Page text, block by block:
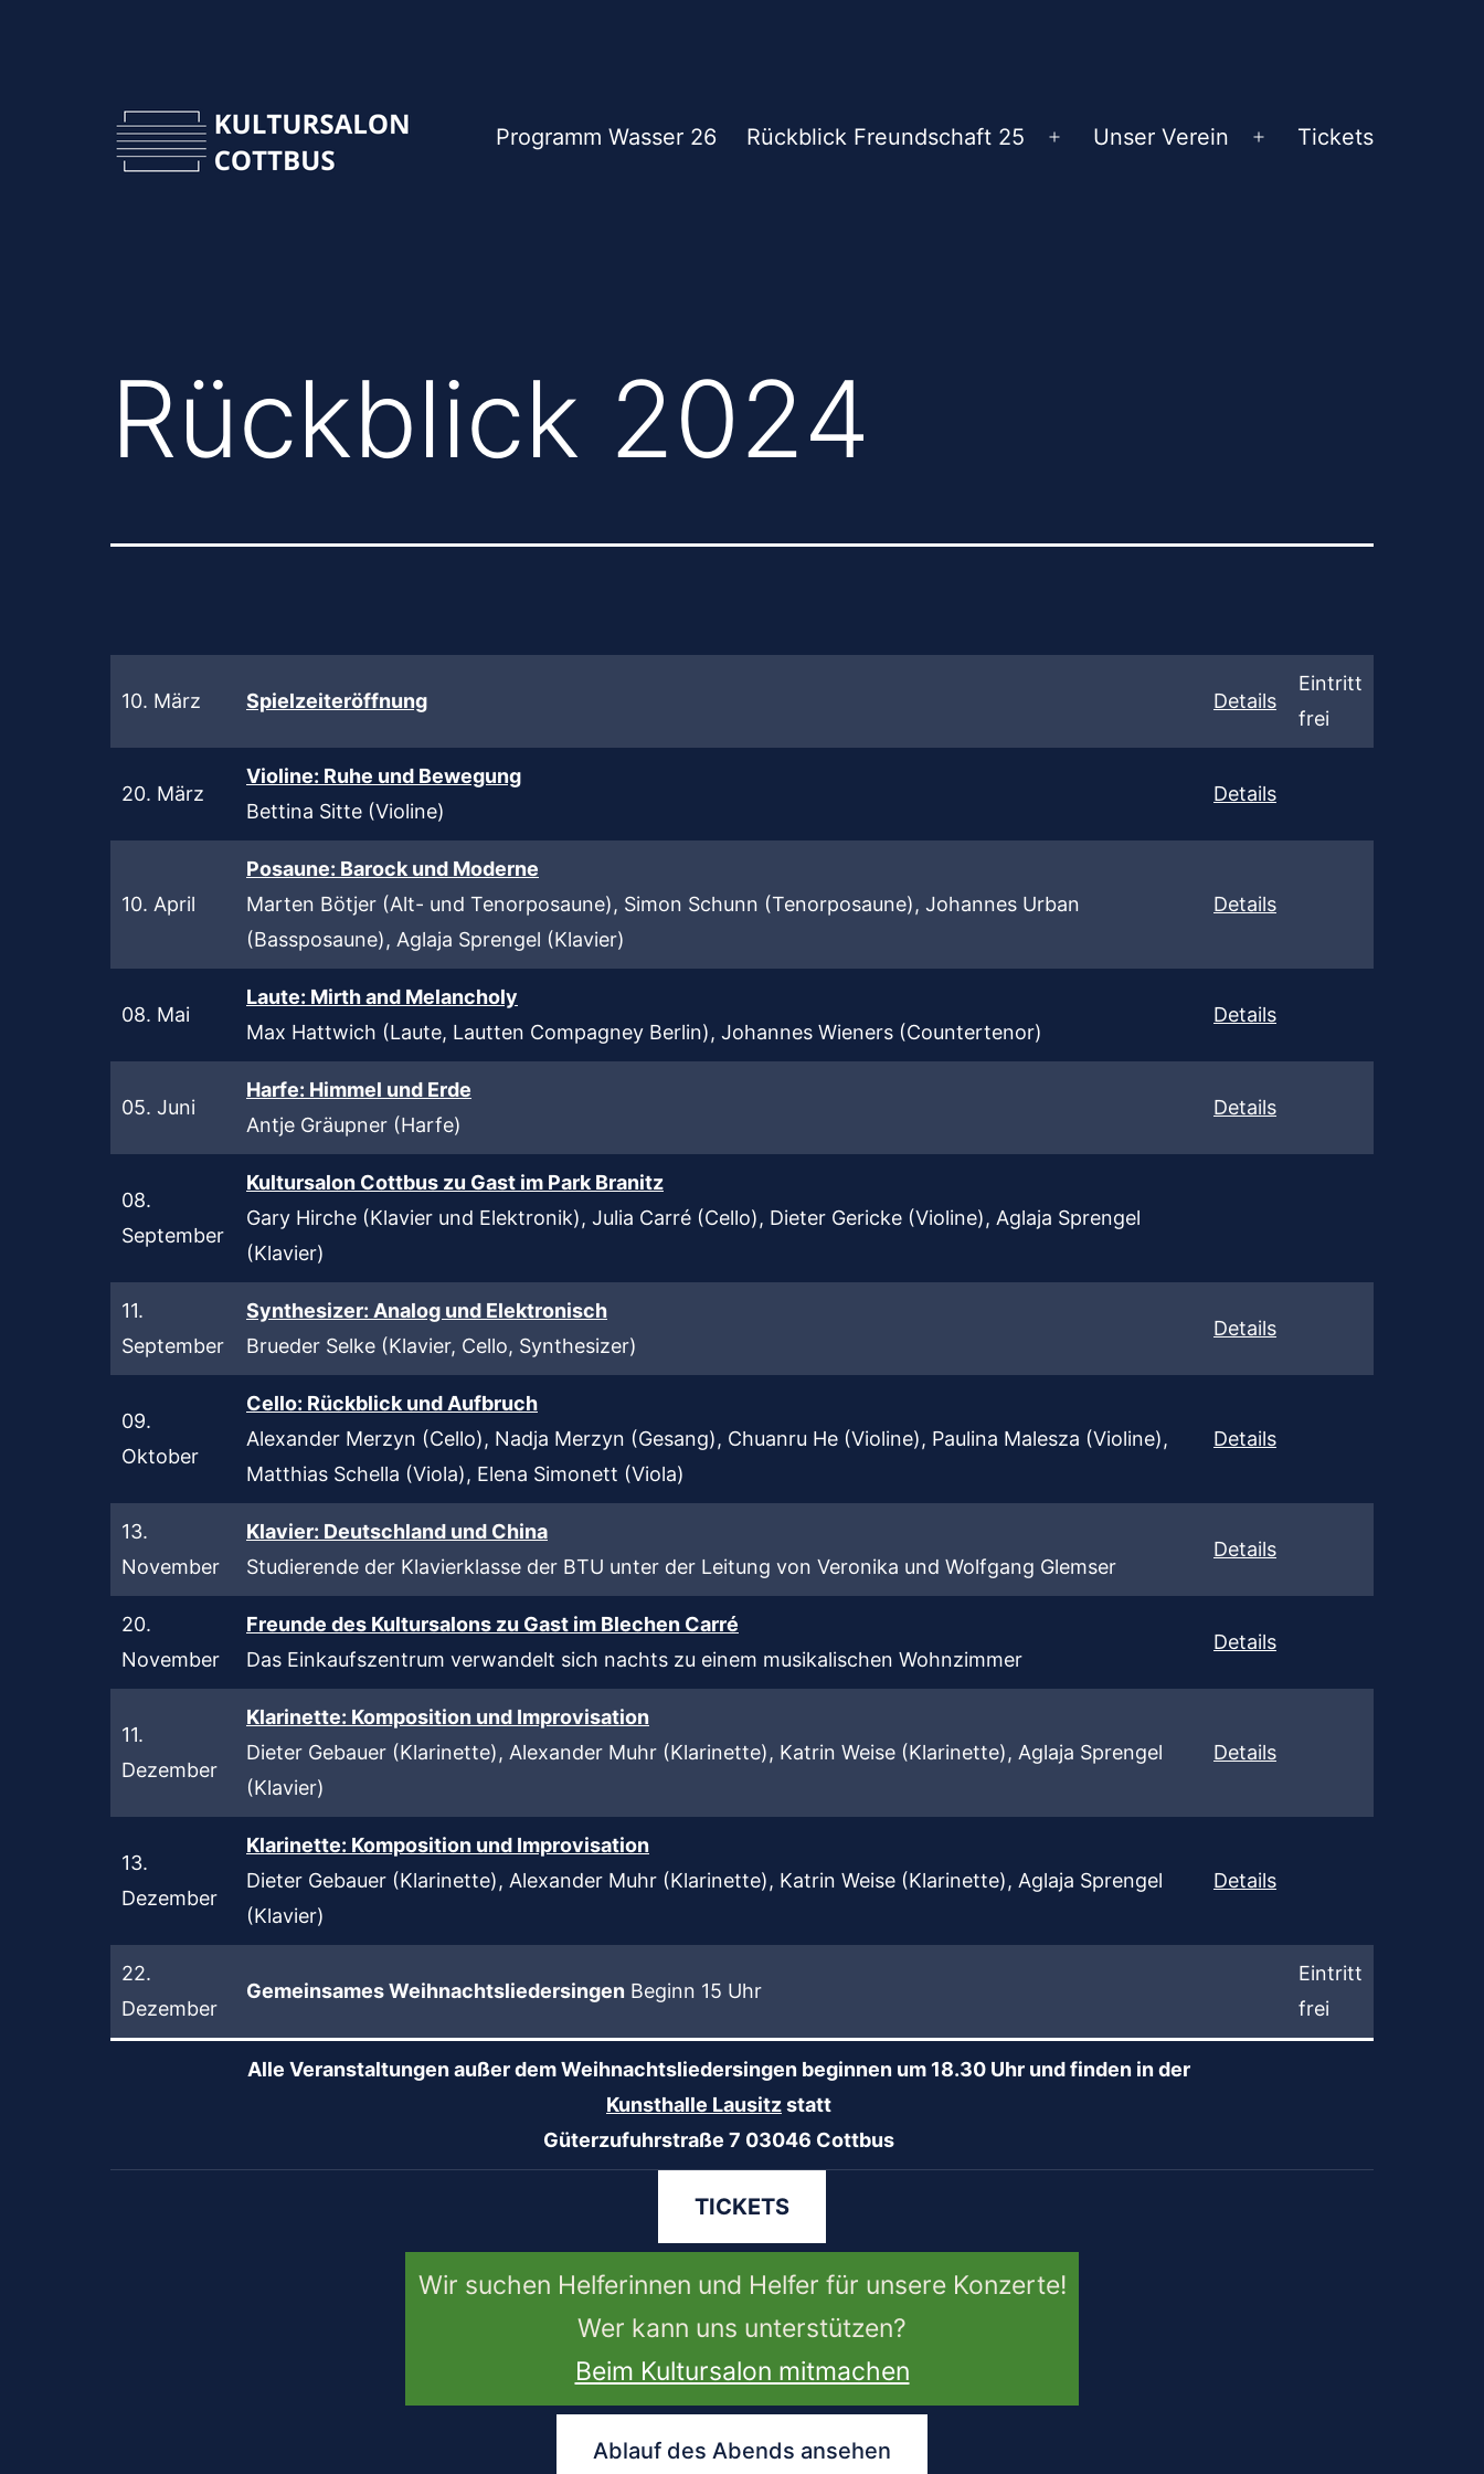
Programm Wasser 26 Rückblick Freundschaft 25
Menü
Unser Verein
Menü
Tickets
Rückblick 2024
10. März Spielzeiteröffnung Details
Eintritt
frei
20. März
Violine: Ruhe und Bewegung
Bettina Sitte (Violine)
Details
10. April
Posaune: Barock und Moderne
Marten Bötjer (Alt- und Tenorposaune), Simon Schunn (Tenorposaune), Johannes Urban
(Bassposaune), Aglaja Sprengel (Klavier)
Details
08. Mai
Laute: Mirth and Melancholy
Max Hattwich (Laute, Lautten Compagney Berlin), Johannes Wieners (Countertenor)
Details
05. Juni
Harfe: Himmel und Erde
Antje Gräupner (Harfe)
Details
08.
September
Kultursalon Cottbus zu Gast im Park Branitz
Gary Hirche (Klavier und Elektronik), Julia Carré (Cello), Dieter Gericke (Violine), Aglaja Sprengel
(Klavier)
11.
September
Synthesizer: Analog und Elektronisch
Brueder Selke (Klavier, Cello, Synthesizer)
Details
09.
Oktober
Cello: Rückblick und Aufbruch
Alexander Merzyn (Cello), Nadja Merzyn (Gesang), Chuanru He (Violine), Paulina Malesza (Violine),
Matthias Schella (Viola), Elena Simonett (Viola)
Details
13.
November
Klavier: Deutschland und China
Studierende der Klavierklasse der BTU unter der Leitung von Veronika und Wolfgang Glemser
Details
20.
November
Freunde des Kultursalons zu Gast im Blechen Carré
Das Einkaufszentrum verwandelt sich nachts zu einem musikalischen Wohnzimmer
Details
11.
Dezember
Klarinette: Komposition und Improvisation
Dieter Gebauer (Klarinette), Alexander Muhr (Klarinette), Katrin Weise (Klarinette), Aglaja Sprengel
(Klavier)
Details
13.
Dezember
Klarinette: Komposition und Improvisation
Dieter Gebauer (Klarinette), Alexander Muhr (Klarinette), Katrin Weise (Klarinette), Aglaja Sprengel
(Klavier)
Details
22.
Dezember
Gemeinsames Weihnachtsliedersingen Beginn 15 Uhr
Eintritt
frei
Alle Veranstaltungen außer dem Weihnachtsliedersingen beginnen um 18.30 Uhr und finden in der
Kunsthalle Lausitzstatt
Güterzufuhrstraße 7 03046 Cottbus
TICKETS
Wir suchen Helferinnen und Helfer für unsere Konzerte!
Wer kann uns unterstützen?
Beim Kultursalon mitmachen
Ablauf des Abends ansehen